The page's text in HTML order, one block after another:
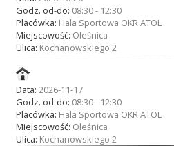
Godz. od-do: 08:30 - 12:30
Placówka: Hala Sportowa OKR ATOL
Miejscowość: Oleśnica
Ulica: Kochanowskiego 2
Data: 2026-11-17
Godz. od-do: 08:30 - 12:30
Placówka: Hala Sportowa OKR ATOL
Miejscowość: Oleśnica
Ulica: Kochanowskiego 2